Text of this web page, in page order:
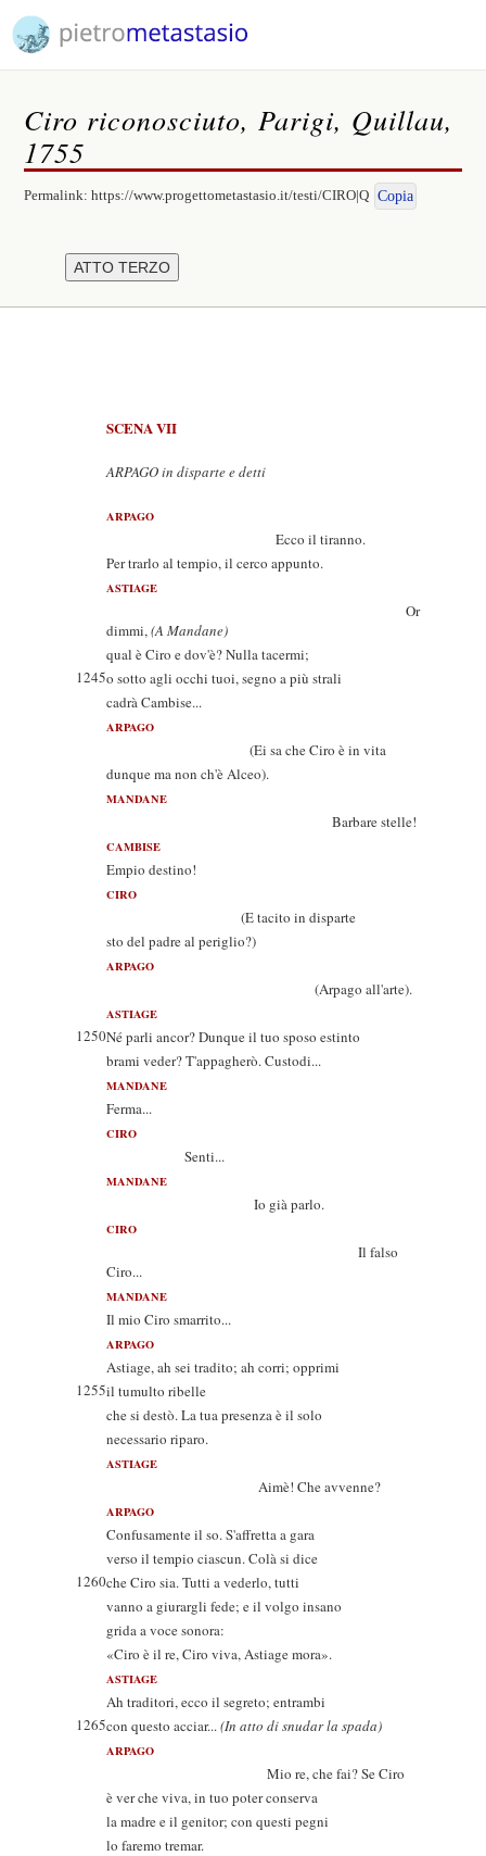
Ciro riconosciuto, Parigi, Quillau,
1755
Permalink:https://www.progettometastasio.it/testi/CIRO|Q Copia
SCENA VII
ARPAGO in disparte e detti
ARPAGO
Ecco il tiranno.
Per trarlo al tempio, il cerco appunto.
ASTIAGE
Or
dimmi,(A Mandane)
qual è Ciro e dov'è? Nulla tacermi;
1245o sotto agli occhi tuoi, segno a più strali
cadrà Cambise...
ARPAGO
(Ei sa che Ciro è in vita
dunque ma non ch'è Alceo).
MANDANE
Barbare stelle!
CAMBISE
Empio destino!
CIRO
(E tacito in disparte
sto del padre al periglio?)
ARPAGO
(Arpago all'arte).
ASTIAGE
1250Né parli ancor? Dunque il tuo sposo estinto
brami veder? T'appagherò. Custodi...
MANDANE
Ferma...
CIRO
Senti...
MANDANE
Io già parlo.
CIRO
Il falso
Ciro...
MANDANE
Il mio Ciro smarrito...
ARPAGO
Astiage, ah sei tradito; ah corri; opprimi
1255il tumulto ribelle
che si destò. La tua presenza è il solo
necessario riparo.
ASTIAGE
Aimè! Che avvenne?
ARPAGO
Confusamente il so. S'affretta a gara
verso il tempio ciascun. Colà si dice
1260che Ciro sia. Tutti a vederlo, tutti
vanno a giurargli fede; e il volgo insano
grida a voce sonora:
«Ciro è il re, Ciro viva, Astiage mora».
ASTIAGE
Ah traditori, ecco il segreto; entrambi
1265con questo acciar...(In atto di snudar la spada)
ARPAGO
Mio re, che fai? Se Ciro
è ver che viva, in tuo poter conserva
la madre e il genitor; con questi pegni
lo faremo tremar.